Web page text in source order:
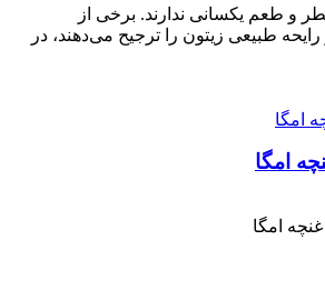
و طعم یکسانی ندارند. برخی از
طبیعی زیتون را ترجیح می‌دهند، در